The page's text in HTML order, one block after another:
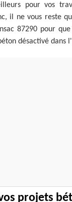
pour vos
il ne vous reste
87290 pour
désactivé dans
projets